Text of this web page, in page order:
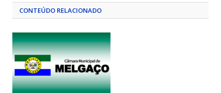
CONTEÚDO RELACIONADO